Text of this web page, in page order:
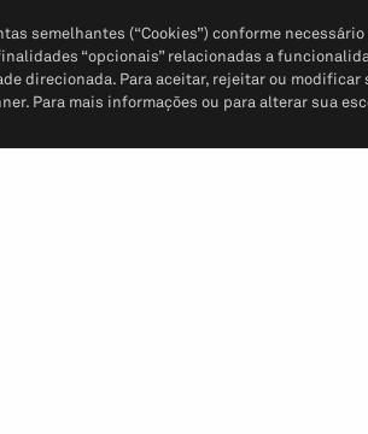
semelhantes (“Cookies”) conforme
“opcionais” relacionadas a
direcionada. Para aceitar, rejeitar ou modificar
Para mais informações ou para alterar sua